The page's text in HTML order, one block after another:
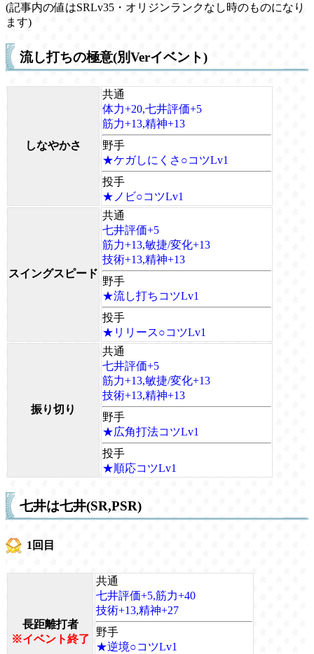
(記事内の値はSRLv35・オリジンランクなし時のものになり
ます)
流し打ちの極意(別Verイベント)
しなやかさ
共通
体力+20,七井評価+5
筋力+13,精神+13
野手
★ケガしにくさ○コツLv1
投手
★ノビ○コツLv1
スイングスピード
共通
七井評価+5
筋力+13,敏捷/変化+13
技術+13,精神+13
野手
★流し打ちコツLv1
投手
★リリース○コツLv1
振り切り
共通
七井評価+5
筋力+13,敏捷/変化+13
技術+13,精神+13
野手
★広角打法コツLv1
投手
★順応コツLv1
七井は七井(SR,PSR)
1回目
長距離打者
※イベント終了
共通
七井評価+5,筋力+40
技術+13,精神+27
野手
★逆境○コツLv1